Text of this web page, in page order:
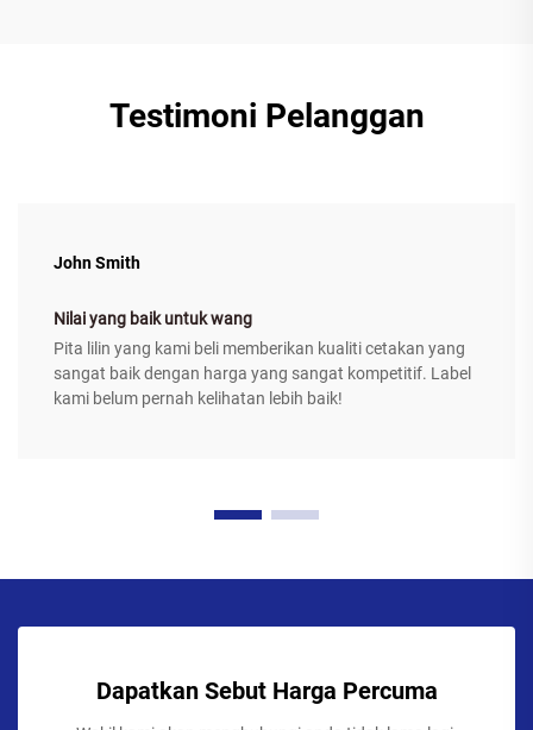
Testimoni Pelanggan
John Smith
Nilai yang baik untuk wang
Pita lilin yang kami beli memberikan kualiti cetakan yang
sangat baik dengan harga yang sangat kompetitif. Label
kami belum pernah kelihatan lebih baik!
Dapatkan Sebut Harga Percuma